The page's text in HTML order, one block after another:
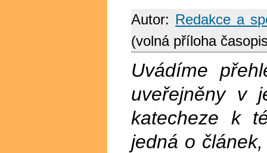
Autor: Redakce a
(volná příloha
Uvádíme
uveřejněny v
katecheze k
jedná o